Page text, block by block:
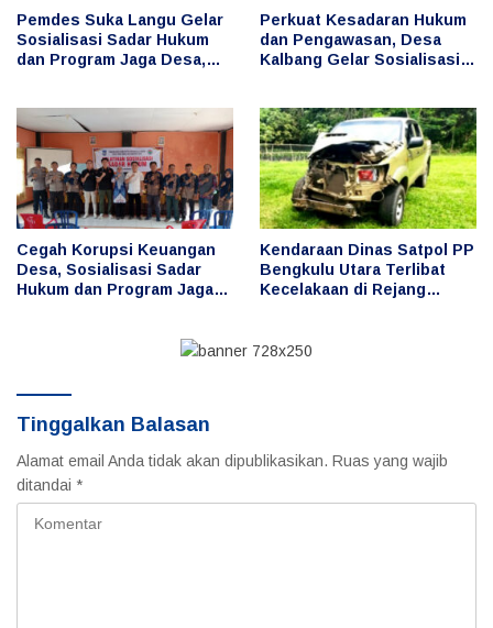
Pemdes Suka Langu Gelar
Sosialisasi Sadar Hukum
dan Program Jaga Desa,
Perkuat Kesadaran Hukum
dan Pengawasan, Desa
Kalbang Gelar Sosialisasi
Cegah Korupsi Keuangan
Desa, Sosialisasi Sadar
Hukum dan Program Jaga
Kendaraan Dinas Satpol PP
Bengkulu Utara Terlibat
Kecelakaan di Rejang
dan Pengemudi
Tinggalkan Balasan
Alamat email Anda tidak akan dipublikasikan. Ruas yang wajib
ditandai *